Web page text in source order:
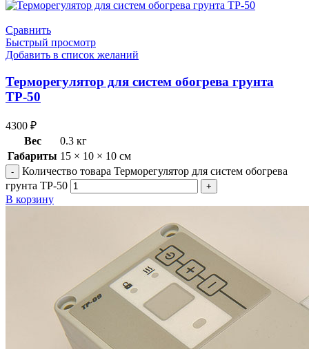
Сравнить
Быстрый просмотр
Добавить в список желаний
Терморегулятор для систем обогрева грунта
ТР-50
4300 ₽
Вес
0.3 кг
Габариты 15 × 10 × 10 см
Количество товара Терморегулятор для систем обогрева
грунта ТР-50
В корзину